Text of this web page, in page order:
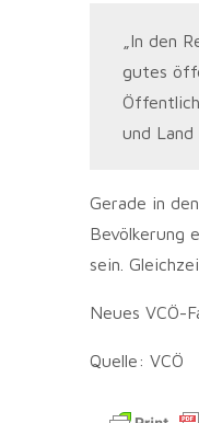
„In den
gutes
und Land
Gerade in
Bevölkerung
sein.
Neues VCÖ-
Quelle: VCÖ